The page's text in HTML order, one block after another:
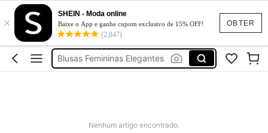
OBTER
×
SHEIN - Moda online
Baixe o App e ganhe cupom exclusivo de 15% OFF!
(2,847)
Corset Feminina
Blusa
Blusas Femininas Elegantes
Nenhum artigo encontrado.